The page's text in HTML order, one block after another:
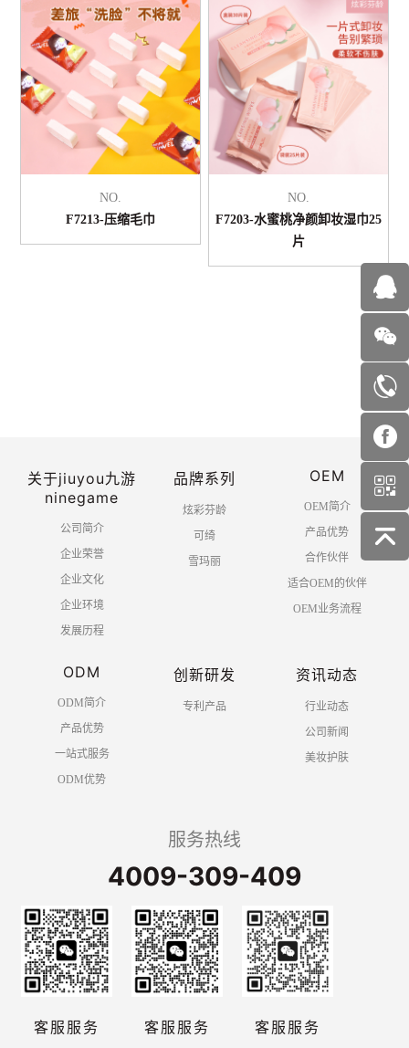
NO.
F7213-压缩毛巾
NO.
F7203-水蜜桃净颜卸妆湿巾25
片
末页
关于jiuyou九游
ninegame
公司简介
企业荣誉
企业文化
企业环境
发展历程
品牌系列
炫彩芬龄
可绮
雪玛丽
OEM
OEM简介
产品优势
合作伙伴
适合OEM的伙伴
OEM业务流程
ODM
ODM简介
产品优势
一站式服务
ODM优势
创新研发
专利产品
资讯动态
行业动态
公司新闻
美妆护肤
服务热线
4009-309-409
客服服务 客服服务 客服服务